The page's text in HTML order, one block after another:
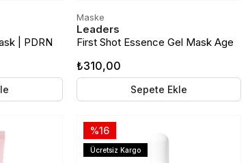
| PDRN
Maske
Leaders
First Shot Essence Gel Mask Age
Maske
₺310,00
Sepete Ekle
%16
Ücretsiz Kargo